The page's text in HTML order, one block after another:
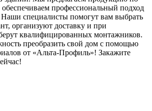
профессиональный подход
специалисты помогут вам выбрать
организуют доставку и при
квалифицированных монтажников.
преобразить свой дом с помощью
от «Альта-Профиль»! Закажите